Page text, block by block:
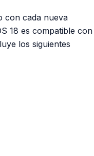
con cada nueva
18 es compatible con
los siguientes